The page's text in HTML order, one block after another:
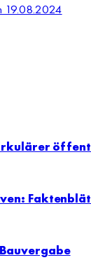
19.08.2024